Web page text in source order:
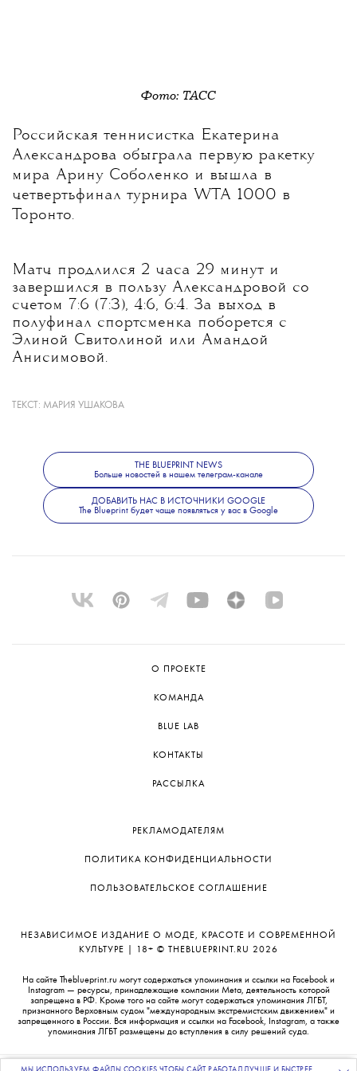
Фото: ТАСС
Российская теннисистка Екатерина
Александрова обыграла первую ракетку
мира Арину Соболенко и вышла в
четвертьфинал турнира WTA 1000 в
Торонто.
Матч продлился 2 часа 29 минут и
завершился в пользу Александровой со
счетом 7:6 (7:3), 4:6, 6:4. За выход в
полуфинал спортсменка поборется с
Элиной Свитолиной или Амандой
Анисимовой.
Александровой 31 год; она победительница
Джин Кинг (это крупнейшие
международные командные соревнования в
женском теннисе)
ТЕКСТ: МАРИЯ УШАКОВА
THE BLUEPRINT NEWS
Больше новостей в нашем телеграм-канале
ДОБАВИТЬ НАС В ИСТОЧНИКИ GOOGLE
The Blueprint будет чаще появляться у вас в Google
О ПРОЕКТЕ
КОМАНДА
BLUE LAB
КОНТАКТЫ
РАССЫЛКА
РЕКЛАМОДАТЕЛЯМ
ПОЛИТИКА КОНФИДЕНЦИАЛЬНОСТИ
ПОЛЬЗОВАТЕЛЬСКОЕ СОГЛАШЕНИЕ
НЕЗАВИСИМОЕ ИЗДАНИЕ О МОДЕ, КРАСОТЕ И СОВРЕМЕННОЙ
КУЛЬТУРЕ | 18+ © THEBLUEPRINT.RU 2026
На сайте Theblueprint.ru могут содержаться упоминания и ссылки на Facebook и
Instagram — ресурсы, принадлежащие компании Meta, деятельность которой
запрещена в РФ. Кроме того на сайте могут содержаться упоминания ЛГБТ,
признанного Верховным судом "международным экстремистским движением" и
запрещенного в России. Вся информация и ссылки на Facebook, Instagram, а также
упоминания ЛГБТ размещены до вступления в силу решений суда.
МЫ ИСПОЛЬЗУЕМ ФАЙЛЫ COOKIES ЧТОБЫ САЙТ РАБОТАЛ ЛУЧШЕ И БЫСТРЕЕ.